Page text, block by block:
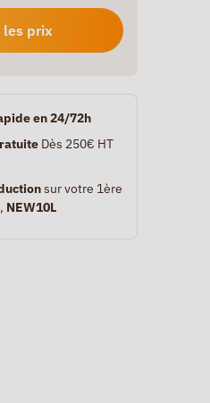
les prix
en 24/72h
Dès 250€ HT
sur votre 1ère
NEW10L